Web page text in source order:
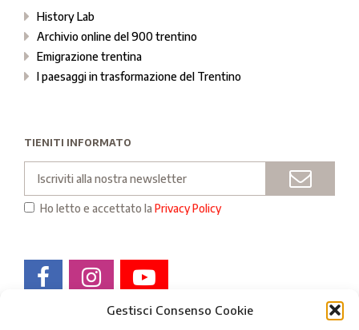
Gestisci Consenso Cookie
History Lab
Archivio online del 900 trentino
Emigrazione trentina
I paesaggi in trasformazione del Trentino
TIENITI INFORMATO
Ho letto e accettato la Privacy Policy